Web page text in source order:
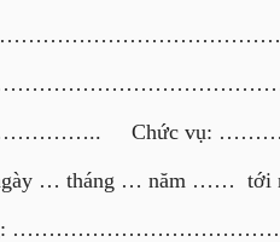
tại:
Chức vụ:
… tháng … năm …… tới
động: